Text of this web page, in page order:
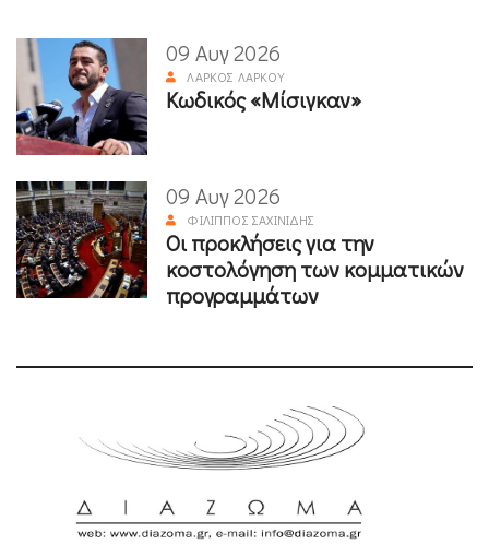
09 Αυγ 2026
ΛΆΡΚΟΣ ΛΆΡΚΟΥ
Κωδικός «Μίσιγκαν»
09 Αυγ 2026
ΦΊΛΙΠΠΟΣ ΣΑΧΙΝΊΔΗΣ
Οι προκλήσεις για την
κοστολόγηση των κομματικών
προγραμμάτων